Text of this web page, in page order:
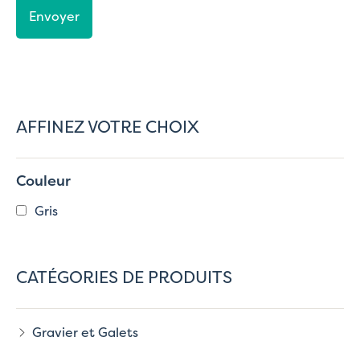
AFFINEZ VOTRE CHOIX
Couleur
Gris
CATÉGORIES DE PRODUITS
Gravier et Galets